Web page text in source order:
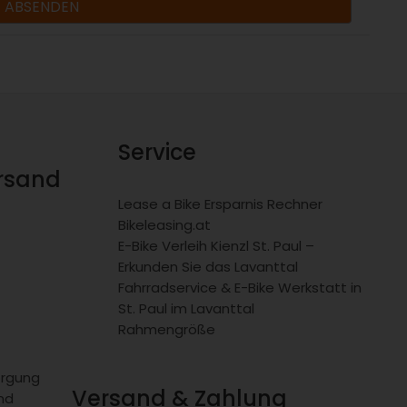
Service
Lease a Bike Ersparnis Rechner
Bikeleasing.at
E-Bike Verleih Kienzl St. Paul –
Erkunden Sie das Lavanttal
Fahrradservice & E-Bike Werkstatt in
St. Paul im Lavanttal
Rahmengröße
Versand & Zahlung